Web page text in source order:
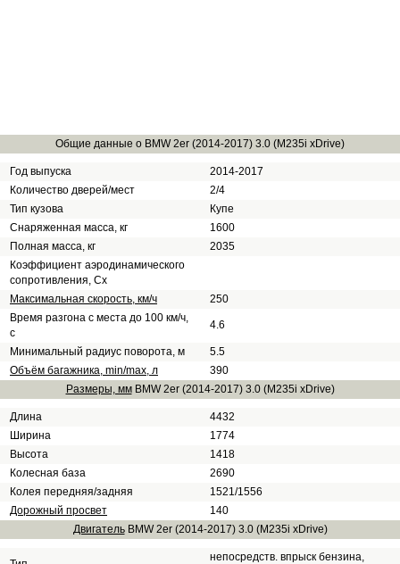
Общие данные о BMW 2er (2014-2017) 3.0 (M235i xDrive)
Год выпуска
2014-2017
Количество дверей/мест
2/4
Тип кузова
Купе
Снаряженная масса, кг
1600
Полная масса, кг
2035
Коэффициент аэродинамического
сопротивления, Сх
Максимальная скорость, км/ч
250
Время разгона с места до 100 км/ч,
с
4.6
Минимальный радиус поворота, м
5.5
Объём багажника, min/max, л
390
Размеры, ммBMW 2er (2014-2017) 3.0 (M235i xDrive)
Длина
4432
Ширина
1774
Высота
1418
Колесная база
2690
Колея передняя/задняя
1521/1556
Дорожный просвет
140
ДвигательBMW 2er (2014-2017) 3.0 (M235i xDrive)
непосредств. впрыск бензина,